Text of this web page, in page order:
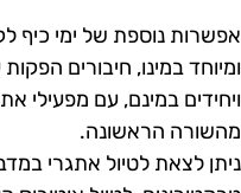
נוספת של ימי כיף
במינו, חיבורים
במינם, עם מפעילי
הראשונה.
לצאת לטיול אתגרי